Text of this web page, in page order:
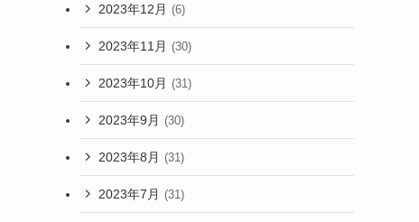
2023年12月 (6)
2023年11月 (30)
2023年10月 (31)
2023年9月 (30)
2023年8月 (31)
2023年7月 (31)